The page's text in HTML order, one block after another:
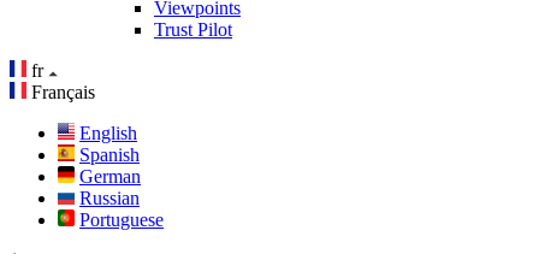
Viewpoints
Trust Pilot
fr
Français
English
Spanish
German
Russian
Portuguese